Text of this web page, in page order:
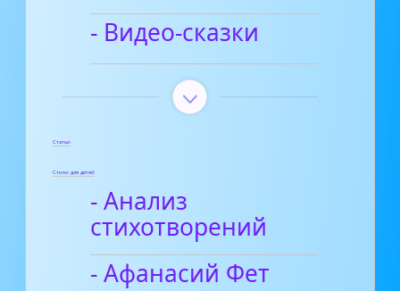
- Видео-сказки
Статьи
Стихи для детей
- Анализ
стихотворений
- Афанасий Фет